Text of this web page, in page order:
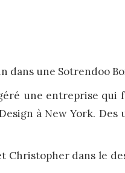
dans une Sotrendoo
une entreprise qui
à New York. Des
Christopher dans le